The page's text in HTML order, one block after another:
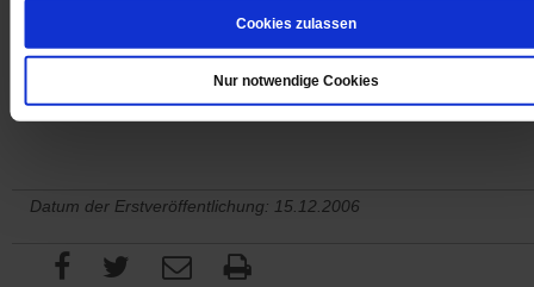
Cookies zulassen
Nur notwendige Cookies
Sie haben bereits ein -Abo?
Datum der Erstveröffentlichung: 15.12.2006